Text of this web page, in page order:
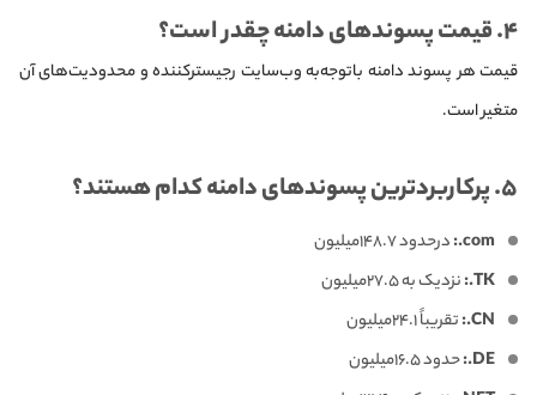
۴. قیمت پسوندهای دامنه چقدر است؟
قیمت هر پسوند دامنه باتوجه‌به وب‌سایت رجیسترکننده و محدودیت‌های آن
متغیر است.
۵. پرکاربردترین پسوندهای دامنه کدام هستند؟
com.: درحدود ۱۴۸.۷میلیون
TK.: نزدیک به ۲۷.۵میلیون
CN.: تقریباً ۲۴.۱میلیون
DE.: حدود ۱۶.۵میلیون